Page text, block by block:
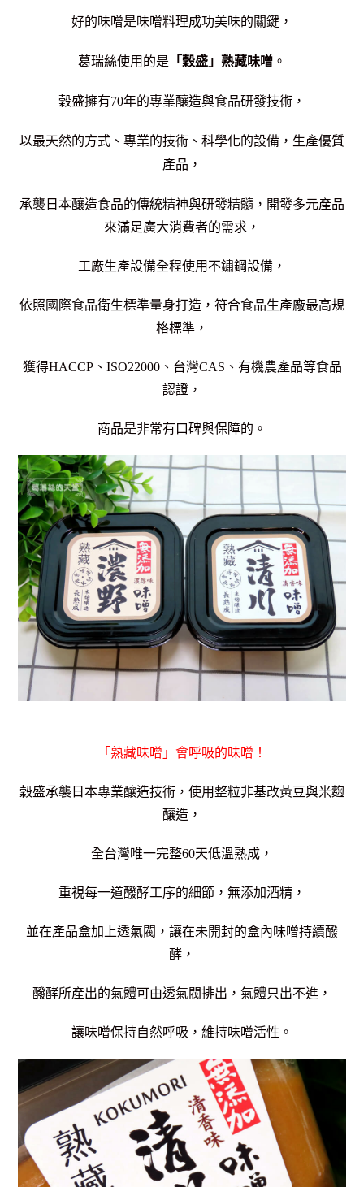
好的味噌是味噌料理成功美味的關鍵，
葛瑞絲使用的是 「穀盛」熟藏味噌 。
穀盛擁有70年的專業釀造與食品研發技術，
以最天然的方式、專業的技術、科學化的設備，生產優質
產品，
承襲日本釀造食品的傳統精神與研發精髓，開發多元產品
來滿足廣大消費者的需求，
工廠生產設備全程使用不鏽鋼設備，
依照國際食品衛生標準量身打造，符合食品生產廠最高規
格標準，
獲得HACCP、ISO22000、台灣CAS、有機農產品等食品
認證，
商品是非常有口碑與保障的。
「熟藏味噌」會呼吸的味噌！
穀盛承襲日本專業釀造技術，使用整粒非基改黃豆與米麴
釀造，
全台灣唯一完整60天低溫熟成，
重視每一道醱酵工序的細節， 無添加酒精，
並在產品盒加上透氣閥，讓在未開封的盒內味噌持續醱
酵，
醱酵所產出的氣體可由透氣閥排出，氣體只出不進，
讓味噌保持自然呼吸，維持味噌活性。